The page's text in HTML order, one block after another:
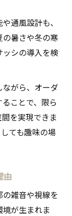
通風設計も、
暑さや冬の寒
シの導入を検
がら、オーダ
ことで、限ら
を実現できま
ても趣味の場
由
雑音や視線を
が生まれま